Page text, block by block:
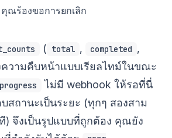
คุณร้องขอการยกเลิก
( total , completed ,
วามคืบหน้าแบบเรียลไทม์ในขณะ
ไม่มี webhook ให้รอที่นี่
สถานะเป็นระยะ (ทุกๆ สองสาม
) จึงเป็นรูปแบบที่ถูกต้อง คุณยัง